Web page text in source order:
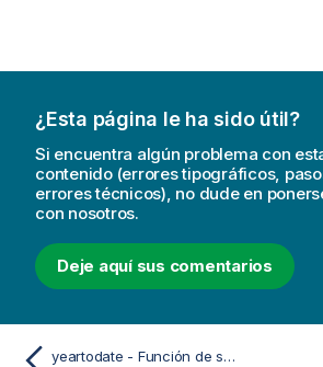
¿Esta página le ha sido útil?
Si encuentra algún problema con
contenido (errores tipográficos,
errores técnicos), no dude en
con nosotros.
Deje aquí sus comentarios
yeartodate - Función de script y de gráfico